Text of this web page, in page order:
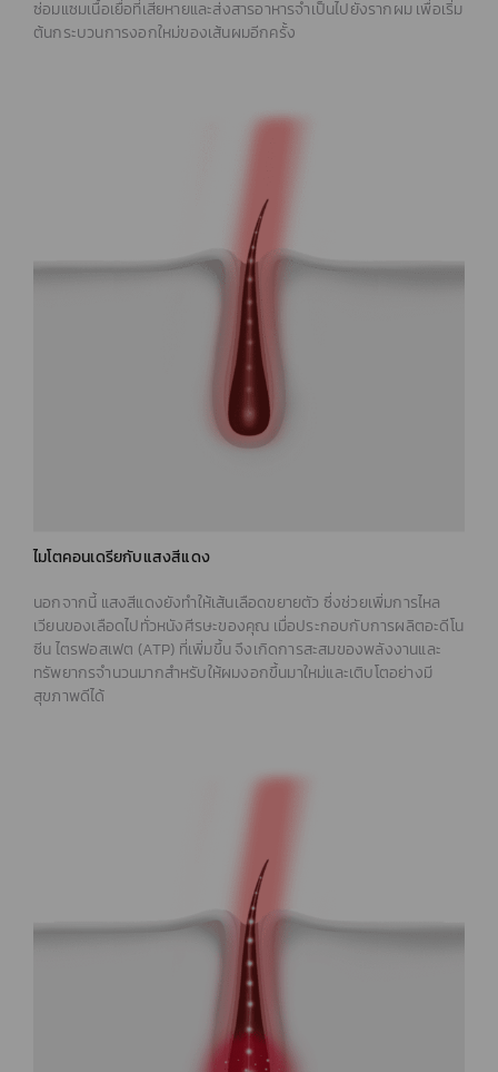
นอกจากนี้ แสงสีแดงยังทำให้เส้นเลือดขยายตัว ซึ่งช่วยเพิ่มการไหล
เวียนของเลือดไปทั่วหนังศีรษะของคุณ เมื่อประกอบกับการผลิตอะดีโน
ซีน ไตรฟอสเฟต (ATP) ที่เพิ่มขึ้น จึงเกิดการสะสมของพลังงานและ
ทรัพยากรจำนวนมากสำหรับให้ผมงอกขึ้นมาใหม่และเติบโตอย่างมี
สุขภาพดีได้